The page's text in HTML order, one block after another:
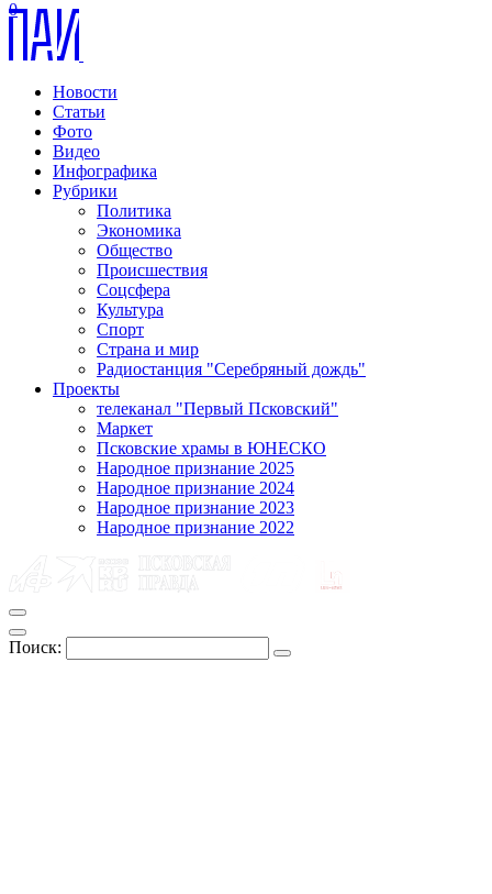
Новости
Статьи
Фото
Видео
Инфографика
Рубрики
Политика
Экономика
Общество
Происшествия
Соцсфера
Культура
Спорт
Страна и мир
Радиостанция "Серебряный дождь"
Проекты
телеканал "Первый Псковский"
Маркет
Псковские храмы в ЮНЕСКО
Народное признание 2025
Народное признание 2024
Народное признание 2023
Народное признание 2022
Поиск:
0